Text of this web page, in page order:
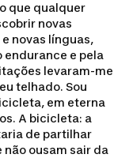
que qualquer
novas
novas línguas,
endurance e pela
levaram-me
telhado. Sou
em eterna
A bicicleta: a
de partilhar
não ousam sair da